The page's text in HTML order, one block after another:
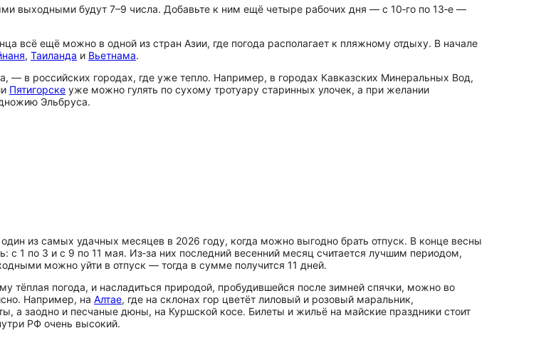
выходными будут 7–9 числа. Добавьте к ним ещё четыре рабочих дня — с 10‑го по 13‑е —
всё ещё можно в одной из стран Азии, где погода располагает к пляжному отдыху. В начале
, Таиланда и Вьетнама.
— в российских городах, где уже тепло. Например, в городах Кавказских Минеральных Вод,
Пятигорске уже можно гулять по сухому тротуару старинных улочек, а при желании
Эльбруса.
из самых удачных месяцев в 2026 году, когда можно выгодно брать отпуск. В конце весны
1 по 3 и с 9 по 11 мая. Из‑за них последний весенний месяц считается лучшим периодом,
можно уйти в отпуск — тогда в сумме получится 11 дней.
тёплая погода, и насладиться природой, пробудившейся после зимней спячки, можно во
Например, на Алтае, где на склонах гор цветёт лиловый и розовый маральник,
а заодно и песчаные дюны, на Куршской косе. Билеты и жильё на майские праздники стоит
РФ очень высокий.